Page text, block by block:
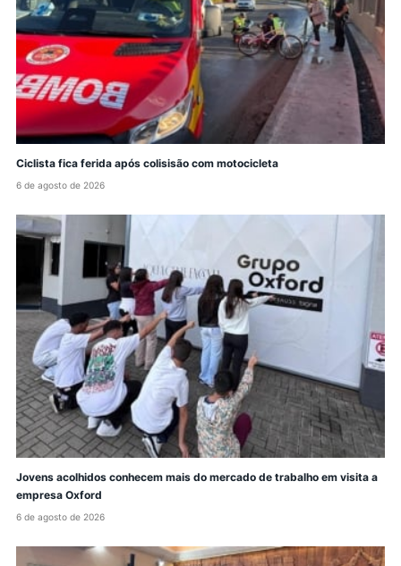
Ciclista fica ferida após colisisão com motocicleta
6 de agosto de 2026
Jovens acolhidos conhecem mais do mercado de trabalho em visita a
empresa Oxford
6 de agosto de 2026